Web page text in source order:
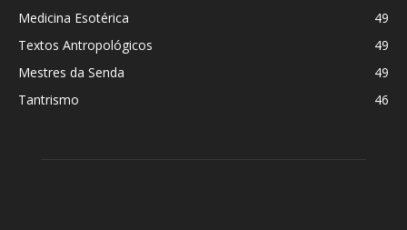
Medicina Esotérica
49
Textos Antropológicos
49
Mestres da Senda
49
Tantrismo
46